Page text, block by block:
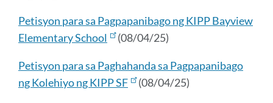
Petisyon para sa Pagpapanibago ng KIPP Bayview
Elementary School
(08/04/25)
Petisyon para sa Paghahanda sa Pagpapanibago
ng Kolehiyo ng KIPP SF
(08/04/25)